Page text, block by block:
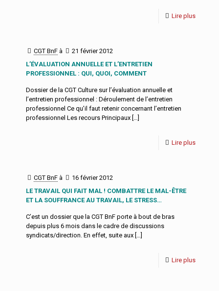
Lire plus
CGT BnF à
21 février 2012
L’ÉVALUATION ANNUELLE ET L’ENTRETIEN
PROFESSIONNEL : QUI, QUOI, COMMENT
Dossier de la CGT Culture sur l’évaluation annuelle et
l’entretien professionnel : Déroulement de l’entretien
professionnel Ce qu’il faut retenir concernant l’entretien
professionnel Les recours Principaux […]
Lire plus
CGT BnF à
16 février 2012
LE TRAVAIL QUI FAIT MAL ! COMBATTRE LE MAL-ÊTRE
ET LA SOUFFRANCE AU TRAVAIL, LE STRESS…
C’est un dossier que la CGT BnF porte à bout de bras
depuis plus 6 mois dans le cadre de discussions
syndicats/direction. En effet, suite aux […]
Lire plus